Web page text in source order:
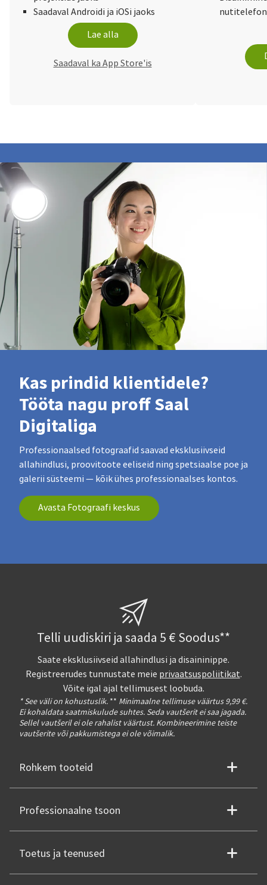
Saadaval Androidi ja iOSi jaoks
Lae alla
Saadaval ka App Store'is
Kas prindid klientidele?
Tööta nagu proff Saal
Digitaliga
Professionaalsed fotograafid saavad eksklusiivseid
allahindlusi, proovitoote eeliseid ning spetsiaalse poe ja
galerii süsteemi — kõik ühes professionaalses kontos.
Avasta Fotograafi keskus
Telli uudiskiri ja saada 5 € Soodus**
Saate eksklusiivseid allahindlusi ja disaininippe.
Registreerudes tunnustate meie privaatsuspoliitikat.
Võite igal ajal tellimusest loobuda.
* See väli on kohustuslik. ** Minimaalne tellimuse väärtus 9,99 €.
Ei kohaldata saatmiskulude suhtes. Seda vautšerit ei saa jagada.
Sellel vautšeril ei ole rahalist väärtust. Kombineerimine teiste
vautšerite või pakkumistega ei ole võimalik.
Rohkem tooteid
Professionaalne tsoon
Toetus ja teenused